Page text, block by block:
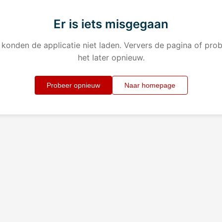
Er is iets misgegaan
konden de applicatie niet laden. Ververs de pagina of
het later opnieuw.
Probeer opnieuw Naar homepage